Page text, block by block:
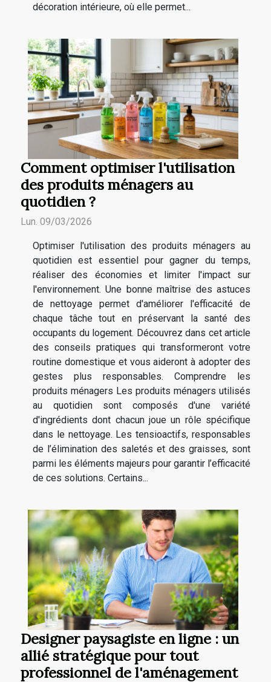
décoration intérieure, où elle permet...
Comment optimiser l'utilisation
des produits ménagers au
quotidien ?
Lun. 09/03/2026
Optimiser l'utilisation des produits ménagers au
quotidien est essentiel pour gagner du temps,
réaliser des économies et limiter l'impact sur
l'environnement. Une bonne maîtrise des astuces
de nettoyage permet d'améliorer l'efficacité de
chaque tâche tout en préservant la santé des
occupants du logement. Découvrez dans cet article
des conseils pratiques qui transformeront votre
routine domestique et vous aideront à adopter des
gestes plus responsables. Comprendre les
produits ménagers Les produits ménagers utilisés
au quotidien sont composés d'une variété
d'ingrédients dont chacun joue un rôle spécifique
dans le nettoyage. Les tensioactifs, responsables
de l’élimination des saletés et des graisses, sont
parmi les éléments majeurs pour garantir l’efficacité
de ces solutions. Certains...
Designer paysagiste en ligne : un
allié stratégique pour tout
professionnel de l'aménagement